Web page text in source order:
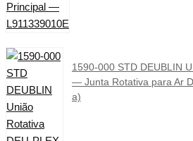
1590-000 STD DEUBLIN
— Junta Rotativa para Ar
a)